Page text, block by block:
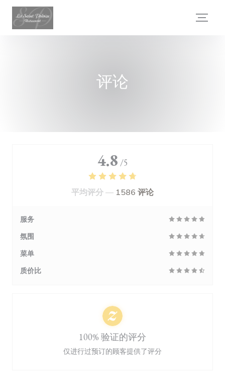
Cookie管理面板
评论
4.8 /5
平均评分 — 1586 评论
服务
氛围
菜单
质价比
100% 验证的评分
仅进行过预订的顾客提供了评分